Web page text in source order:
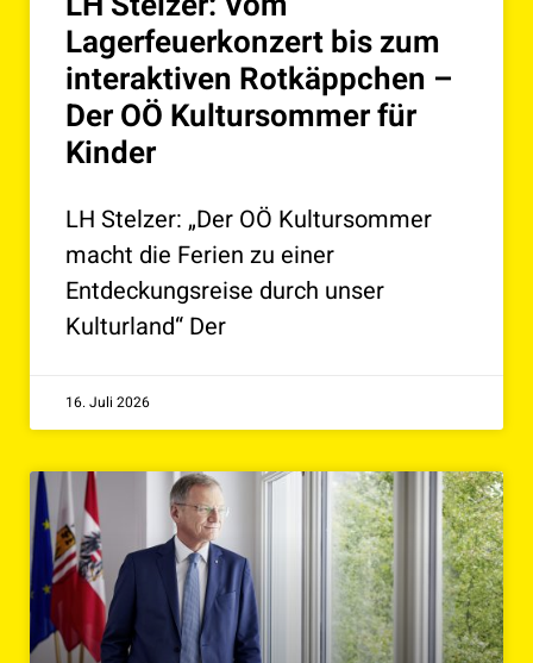
Lagerfeuerkonzert bis zum
interaktiven Rotkäppchen –
Der OÖ Kultursommer für
Kinder
LH Stelzer: „Der OÖ Kultursommer
macht die Ferien zu einer
Entdeckungsreise durch unser
Kulturland“ Der
16. Juli 2026